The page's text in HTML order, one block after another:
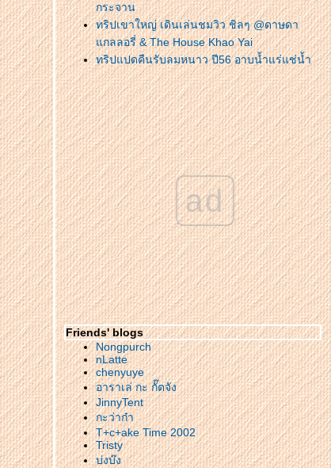
กระจาน
ทริปเขาใหญ่ เดินเล่นชมวิว ชิลๆ @ดาษดา
กลลอรี่ & The House Khao Yai
ทริปแปดคืนรับลมหนาว ปี56 อาบน้ำแร่แช่น้ำ
อุ่น แล้วเข้าเมืองคืนสุดท้ายที่ Kantary Hill
เชียงใหม่
ทริปรับลมหนาว แปดคืน รับปี56 ตอน.กางเต็นท์
นอนริมแม่น้ำปาย พายเรือเข้าถ้ำลอด
ทริปยกอาหารทะเลขึ้นบก นอนลั้นล้าริมขลุง
@ทะเลขัวญสมุทรโฮมสเตย์
ทริปรับลมหนาว แปดคืน รับปี56 ตอน...แช่น้ำ
ร่อุ่นๆ แล้วไปนอนอ่างขางกัน
ทริปรับลมหนาว แปดคืน รับปี56 ตอน...ณ.ภู
ลังกา รีสอร์ท
ทริปรับลมหนาว แปดคืน รับปี56 ตอน...ถึงซะที่
นะ น่าน ทริปเที่ยววัดจ้า
ทริปรับลมหนาว แปดคืน รับปี 56 ตอน..ดอ
เสมอดาว
ทริปรับลมหนาว แปดคืน รับปี 56 ตอน..เที่ยว
น่านเมืองน่ารัก พักบนดอนเสมอดาว สมใจจริงๆ
ขับรถชมวิว ลองถนนใหม่ไปน้ำตกห้วยขมินกาญ
จนบุรีกันจ้า
Trip Phuket @ Centara Grand West Sands
Resort and Villas Phuket
Trip Phuket @ HOLIDAY INN RESORT
PHUKET MAI KHAO BEACH
อีกครั้งกับน้ำตกกระทิง เมืองจันทบุรี ไปกี่ที่ก็ไม่มี
เบื่อ
ad
Friends' blogs
Nongpurch
nLatte
chenyuye
อาราเล่ กะ กั๊ตจัง
JinnyTent
กะว่าก๋า
T+c+ake Time 2002
Tristy
บ่งบ๊ง